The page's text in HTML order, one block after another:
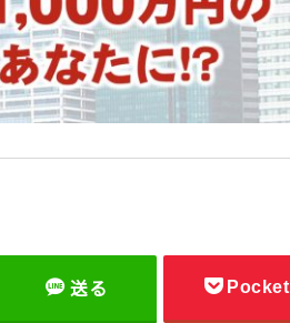
送る Pocket